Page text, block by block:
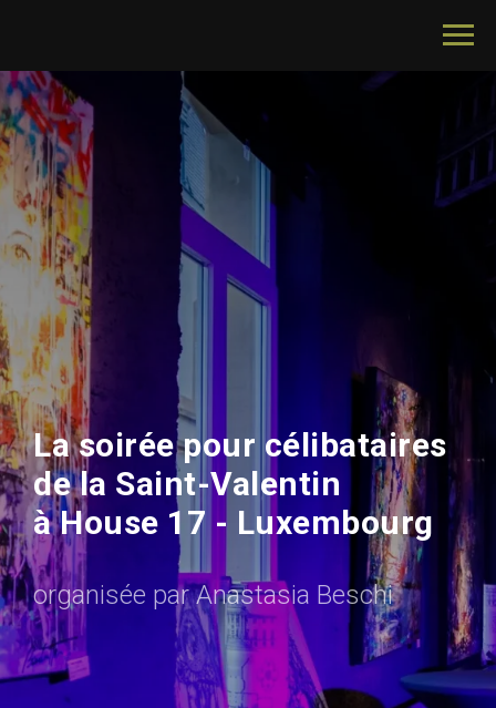
La soirée pour célibataires
de la Saint-Valentin
à House 17 - Luxembourg
organisée par Anastasia Beschi